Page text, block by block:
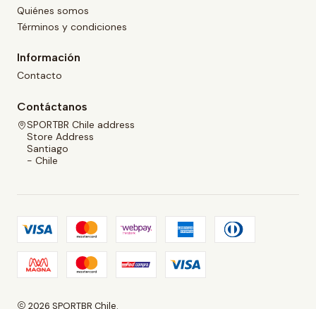
Quiénes somos
Términos y condiciones
Información
Contacto
Contáctanos
SPORTBR Chile address
Store Address
Santiago
- Chile
2026 SPORTBR Chile.